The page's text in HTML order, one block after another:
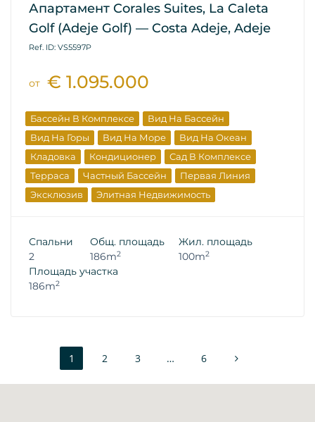
Апартамент Corales Suites, La Caleta
Golf (Adeje Golf) — Costa Adeje, Adeje
Ref. ID: VS5597P
от € 1.095.000
Бассейн В Комплексе
Вид На Бассейн
Вид На Горы
Вид На Море
Вид На Океан
Кладовка
Кондиционер
Сад В Комплексе
Терраса
Частный Бассейн
Первая Линия
Эксклюзив
Элитная Недвижимость
Спальни
2
Общ. площадь
186m2
Жил. площадь
100m2
Площадь участка
186m2
1 2 3 … 6